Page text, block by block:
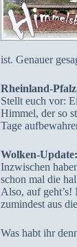
ist. Genauer
Rheinland-
Stellt euch vor:
Himmel, der so
Tage
Wolken-
Inzwischen
schon mal die
Also, auf
zumindest aus
Was habt ihr